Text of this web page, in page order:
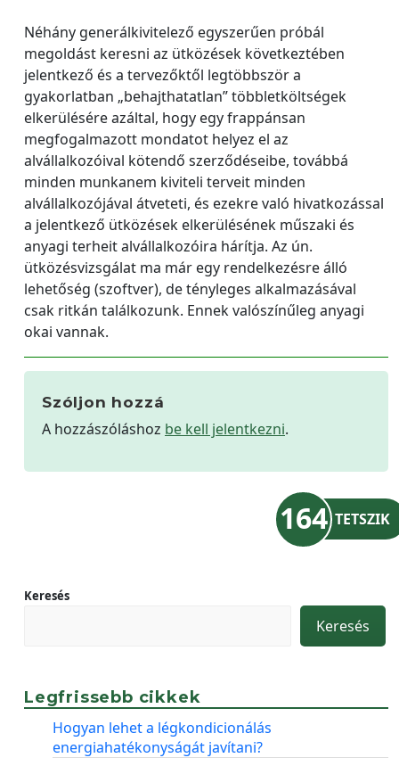
Néhány generálkivitelező egyszerűen próbál
megoldást keresni az ütközések következtében
jelentkező és a tervezőktől legtöbbször a
gyakorlatban „behajthatatlan” többletköltségek
elkerülésére azáltal, hogy egy frappánsan
megfogalmazott mondatot helyez el az
alvállalkozóival kötendő szerződéseibe, továbbá
minden munkanem kiviteli terveit minden
alvállalkozójával átveteti, és ezekre való hivatkozással
a jelentkező ütközések elkerülésének műszaki és
anyagi terheit alvállalkozóira hárítja. Az ún.
ütközésvizsgálat ma már egy rendelkezésre álló
lehetőség (szoftver), de tényleges alkalmazásával
csak ritkán találkozunk. Ennek valószínűleg anyagi
okai vannak.
Szóljon hozzá
A hozzászóláshoz be kell jelentkezni.
164 TETSZIK
Keresés
Keresés
Legfrissebb cikkek
Hogyan lehet a légkondicionálás
energiahatékonyságát javítani?